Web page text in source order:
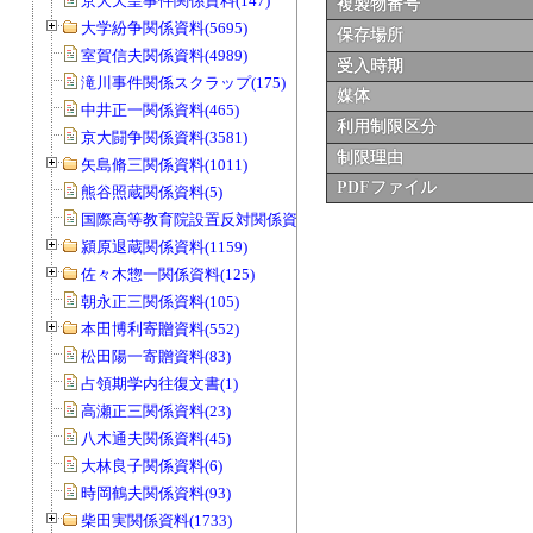
大学紛争関係資料(5695)
室賀信夫関係資料(4989)
滝川事件関係スクラップ(175)
中井正一関係資料(465)
京大闘争関係資料(3581)
矢島脩三関係資料(1011)
熊谷照蔵関係資料(5)
国際高等教育院設置反対関係資料(20)
潁原退蔵関係資料(1159)
佐々木惣一関係資料(125)
朝永正三関係資料(105)
本田博利寄贈資料(552)
松田陽一寄贈資料(83)
占領期学内往復文書(1)
高瀬正三関係資料(23)
八木通夫関係資料(45)
大林良子関係資料(6)
時岡鶴夫関係資料(93)
柴田実関係資料(1733)
複製物番号
保存場所
受入時期
媒体
利用制限区分
制限理由
PDFファイル